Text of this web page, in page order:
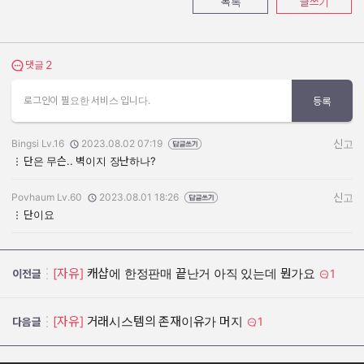
댓글 보기
댓글 2
로그인이 필요한 서비스 입니다. 등록
작성자:
Bingsi Lv.16
작성일:
2023.08.02 07:19
신고
단은 무슨.. 벽이지 장난하나?
작성자:
Povhaum Lv.60
작성일:
2023.08.01 18:26
신고
단이요
이전글 [자유] 캐샵에 한정판매 끝난거 아직 있는데 뭔가요 1
다음글 [자유] 거래시스템의 존재이유가 머지 1